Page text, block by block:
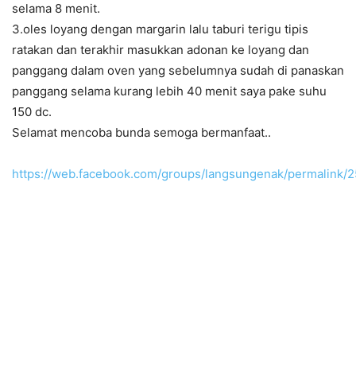
selama 8 menit.
3.oles loyang dengan margarin lalu taburi terigu tipis
ratakan dan terakhir masukkan adonan ke loyang dan
panggang dalam oven yang sebelumnya sudah di panaskan
panggang selama kurang lebih 40 menit saya pake suhu
150 dc.
Selamat mencoba bunda semoga bermanfaat..
https://web.facebook.com/groups/langsungenak/permalink/